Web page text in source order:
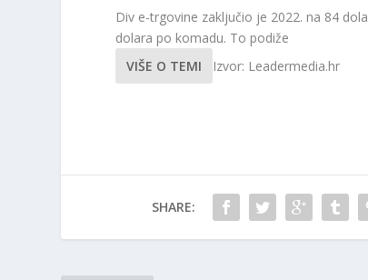
Div e-trgovine zaključio je 2022. na 84
dolara po komadu. To podiže
VIŠE O TEMI
Izvor: Leadermedia.hr
SHARE: